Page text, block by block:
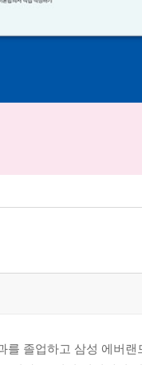
를 졸업하고 삼성 에버